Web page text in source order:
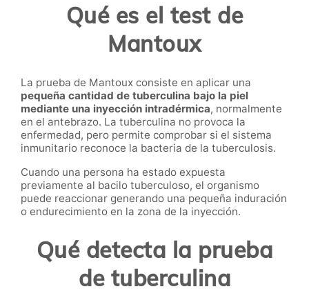
Qué es el test de
Mantoux
La prueba de Mantoux consiste en aplicar una
pequeña cantidad de tuberculina bajo la piel
mediante una inyección intradérmica, normalmente
en el antebrazo. La tuberculina no provoca la
enfermedad, pero permite comprobar si el sistema
inmunitario reconoce la bacteria de la tuberculosis.
Cuando una persona ha estado expuesta
previamente al bacilo tuberculoso, el organismo
puede reaccionar generando una pequeña induración
o endurecimiento en la zona de la inyección.
Qué detecta la prueba
de tuberculina